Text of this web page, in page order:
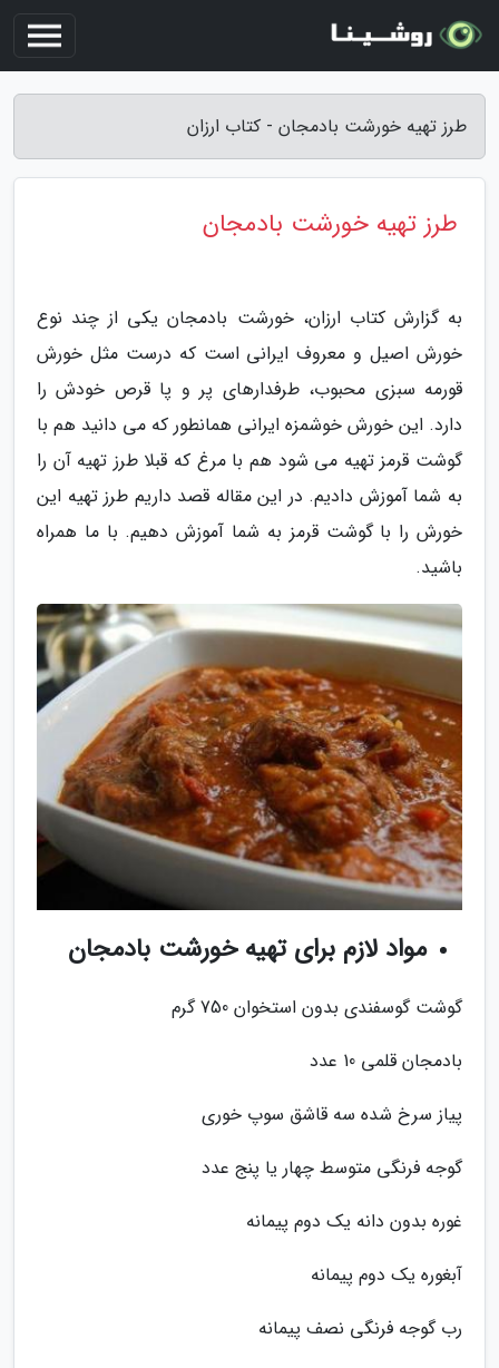
طرز تهیه خورشت بادمجان - کتاب ارزان
طرز تهیه خورشت بادمجان
به گزارش کتاب ارزان، خورشت بادمجان یکی از چند نوع
خورش اصیل و معروف ایرانی است که درست مثل خورش
قورمه سبزی محبوب، طرفدارهای پر و پا قرص خودش را
دارد. این خورش خوشمزه ایرانی همانطور که می دانید هم با
گوشت قرمز تهیه می شود هم با مرغ که قبلا طرز تهیه آن را
به شما آموزش دادیم. در این مقاله قصد داریم طرز تهیه این
خورش را با گوشت قرمز به شما آموزش دهیم. با ما همراه
باشید.
مواد لازم برای تهیه خورشت بادمجان
گوشت گوسفندی بدون استخوان 750 گرم
بادمجان قلمی 10 عدد
پیاز سرخ شده سه قاشق سوپ خوری
گوجه فرنگی متوسط چهار یا پنج عدد
غوره بدون دانه یک دوم پیمانه
آبغوره یک دوم پیمانه
رب گوجه فرنگی نصف پیمانه